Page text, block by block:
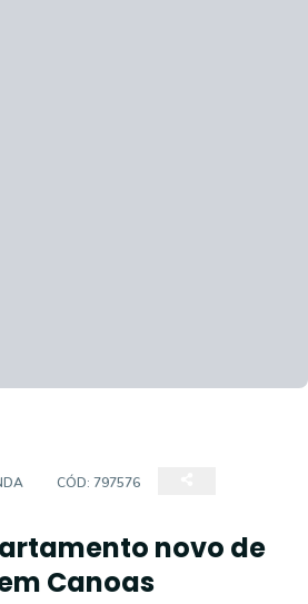
CÓD: 797576
novo de
Canoas